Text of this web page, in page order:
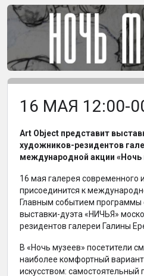
16 МАЯ 12:00-
Art Object представит
художников-резидентов
международной акции «Ночь
16 мая галерея современного
присоединится к
Главным событием программы
выставки-дуэта «НИЧЬЯ»
резидентов галереи Галины
В «Ночь музеев» посетители
наиболее комфортный
искусством: самостоятельный